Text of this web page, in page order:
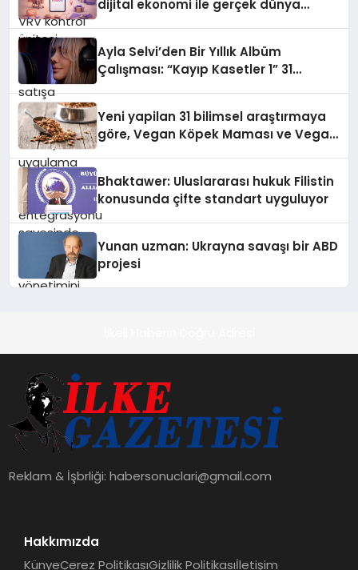
dijital ekonomi ile gerçek dünya
Ayla Selvi’den Bir Yıllık Albüm
Çalışması: “Kayıp Kasetler 1” 31
Yeni yapilan 31 bilimsel araştırmaya
göre, Vegan Köpek Maması ve Vegan
Bhaktawer: Uluslararası hukuk Filistin
konusunda çifte standart uyguluyor
Yunan uzman: Ukrayna savaşı bir ABD
projesi
Reklam & İşbrliği:habersonuclari@gmail.com
Hakkımızda
KünyeÇerez PolitikasıGizlilik Politikasıİletişim